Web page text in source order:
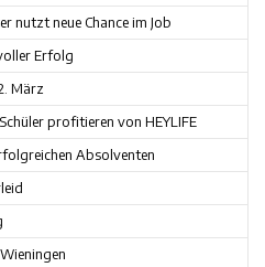
nutzt neue Chance im Job
Erfolg
März
profitieren von HEYLIFE
Absolventen